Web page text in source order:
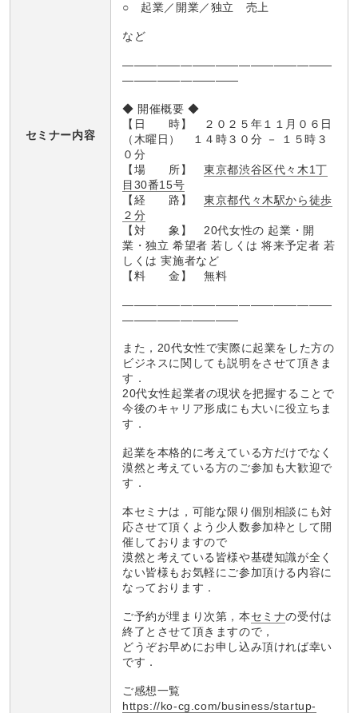
セミナー内容
○ 起業／開業／独立 売上
など
――――――――――――――――――
――――――――――
◆ 開催概要 ◆
【日 時】 ２０２５年１１月０６日
（木曜日） １４時３０分 － １５時３
０分
【場 所】東京都渋谷区代々木1丁
目30番15号
【経 路】東京都代々木駅から徒歩
２分
【対 象】 20代女性の 起業・開
業・独立 希望者 若しくは 将来予定者 若
しくは 実施者など
【料 金】 無料
――――――――――――――――――
――――――――――
また，20代女性で実際に起業をした方の
ビジネスに関しても説明をさせて頂きま
す．
20代女性起業者の現状を把握することで
今後のキャリア形成にも大いに役立ちま
す．
起業を本格的に考えている方だけでなく
漠然と考えている方のご参加も大歓迎で
す．
本セミナは，可能な限り個別相談にも対
応させて頂くよう少人数参加枠として開
催しておりますので
漠然と考えている皆様や基礎知識が全く
ない皆様もお気軽にご参加頂ける内容に
なっております．
ご予約が埋まり次第，本セミナの受付は
終了とさせて頂きますので，
どうぞお早めにお申し込み頂ければ幸い
です．
ご感想一覧
https://ko-cg.com/business/startup-